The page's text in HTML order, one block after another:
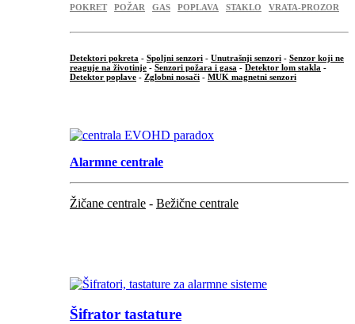
POKRET POŽAR GAS POPLAVA STAKLO VRATA-PROZOR
Detektori pokreta - Spoljni senzori - Unutrašnji senzori - Senzor koji ne
reaguje na životinje - Senzori požara i gasa - Detektor lom stakla -
Detektor poplave - Zglobni nosači - MUK magnetni senzori
Alarmne centrale
Žičane centrale - Bežične centrale
Šifrator tastature